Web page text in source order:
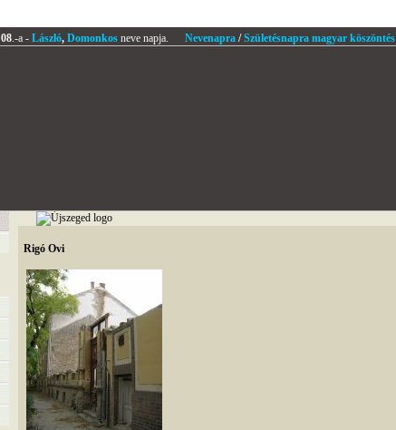
08.-a - László, Domonkosneve napja. Nevenapra/Születésnapra magyar köszöntés
Rigó Ovi